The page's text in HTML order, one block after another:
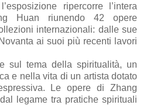
ripercorre l’intera
Huan riunendo 42 opere
internazionali: dalle sue
ai suoi più recenti lavori
sul tema della spiritualità, un
e nella vita di un artista dotato
Le opere di Zhang
legame tra pratiche spirituali